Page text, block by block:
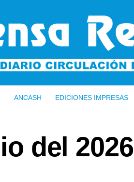
ANCASH EDICIONES IMPRESAS
del 2026